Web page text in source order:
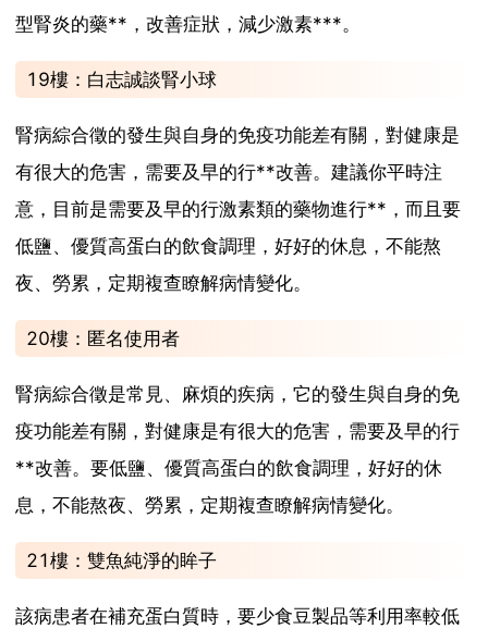
型腎炎的藥**，改善症狀，減少激素***。
19樓：白志誠談腎小球
腎病綜合徵的發生與自身的免疫功能差有關，對健康是
有很大的危害，需要及早的行**改善。建議你平時注
意，目前是需要及早的行激素類的藥物進行**，而且要
低鹽、優質高蛋白的飲食調理，好好的休息，不能熬
夜、勞累，定期複查瞭解病情變化。
20樓：匿名使用者
腎病綜合徵是常見、麻煩的疾病，它的發生與自身的免
疫功能差有關，對健康是有很大的危害，需要及早的行
**改善。要低鹽、優質高蛋白的飲食調理，好好的休
息，不能熬夜、勞累，定期複查瞭解病情變化。
21樓：雙魚純淨的眸子
該病患者在補充蛋白質時，要少食豆製品等利用率較低